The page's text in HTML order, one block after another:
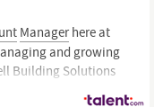
Managerhere at
and growing
Building Solutions
strong